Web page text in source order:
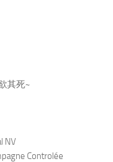
其死~
NV
Controlée